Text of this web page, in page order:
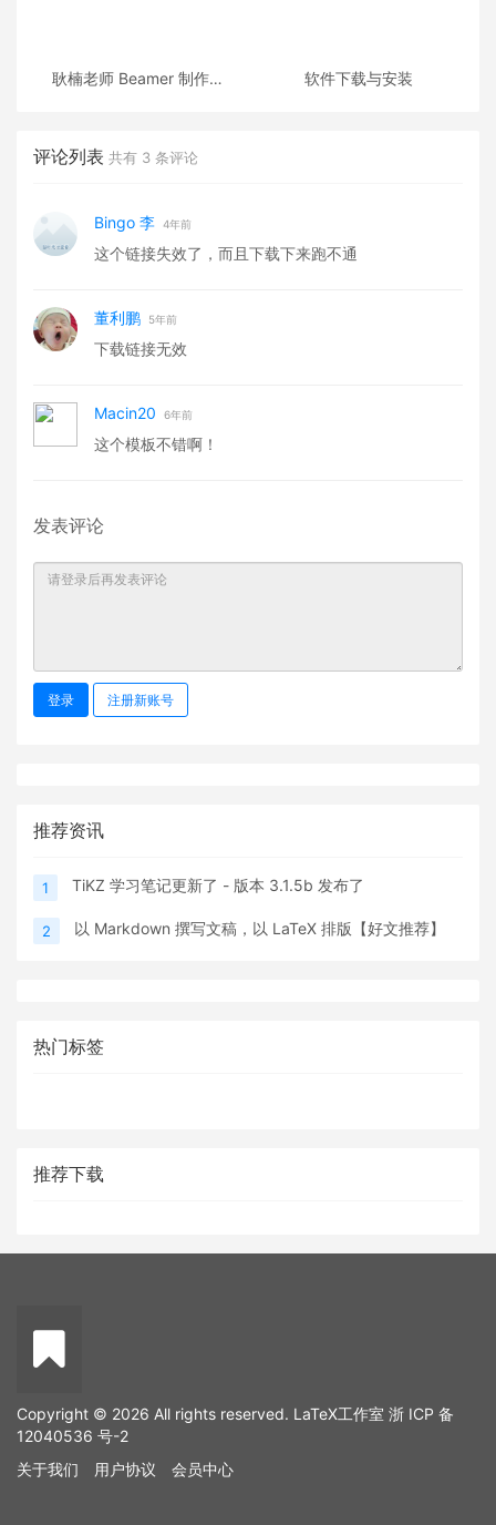
耿楠老师 Beamer 制作的
软件下载与安装
评论列表 共有 3 条评论
Bingo 李 4年前
这个链接失效了，而且下载下来跑不通
董利鹏 5年前
下载链接无效
Macin20 6年前
这个模板不错啊！
发表评论
登录 注册新账号
推荐资讯
1 TiKZ 学习笔记更新了 - 版本 3.1.5b 发布了
2 以 Markdown 撰写文稿，以 LaTeX 排版【好文推荐】
热门标签
推荐下载
Copyright © 2026 All rights reserved. LaTeX工作室 浙 ICP 备
12040536 号-2
关于我们
用户协议 会员中心